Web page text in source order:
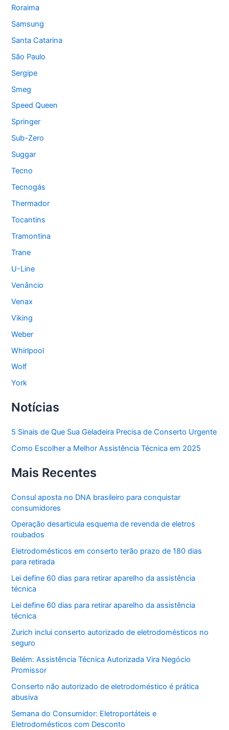
Roraima
Samsung
Santa Catarina
São Paulo
Sergipe
Smeg
Speed Queen
Springer
Sub-Zero
Suggar
Tecno
Tecnogás
Thermador
Tocantins
Tramontina
Trane
U-Line
Venâncio
Venax
Viking
Weber
Whirlpool
Wolf
York
Notícias
5 Sinais de Que Sua Geladeira Precisa de Conserto Urgente
Como Escolher a Melhor Assistência Técnica em 2025
Mais Recentes
Consul aposta no DNA brasileiro para conquistar
consumidores
Operação desarticula esquema de revenda de eletros
roubados
Eletrodomésticos em conserto terão prazo de 180 dias
para retirada
Lei define 60 dias para retirar aparelho da assistência
técnica
Lei define 60 dias para retirar aparelho da assistência
técnica
Zurich inclui conserto autorizado de eletrodomésticos no
seguro
Belém: Assistência Técnica Autorizada Vira Negócio
Promissor
Conserto não autorizado de eletrodoméstico é prática
abusiva
Semana do Consumidor: Eletroportáteis e
Eletrodomésticos com Desconto